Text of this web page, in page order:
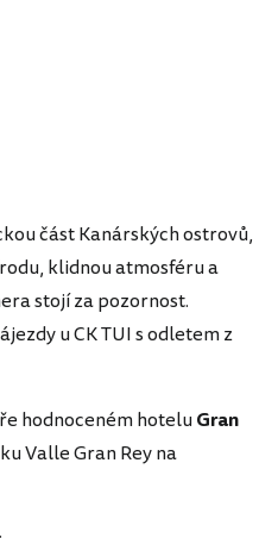
část Kanárských ostrovů,
klidnou atmosféru a
stojí za pozornost.
u CK TUI s odletem z
hodnoceném hoteluGran
Valle Gran Rey na